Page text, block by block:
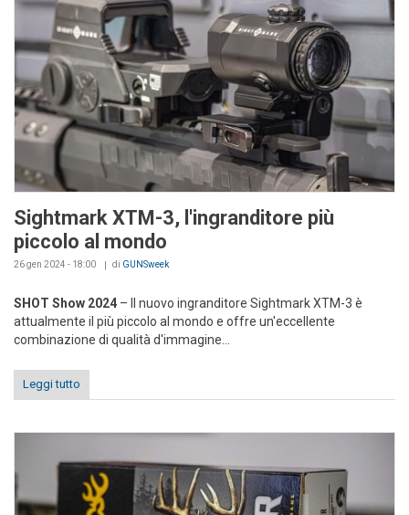
Sightmark XTM-3, l'ingranditore più
piccolo al mondo
26 gen 2024 - 18:00 di GUNSweek
SHOT Show 2024 – Il nuovo ingranditore Sightmark XTM-3 è
attualmente il più piccolo al mondo e offre un'eccellente
combinazione di qualità d'immagine...
Leggi tutto